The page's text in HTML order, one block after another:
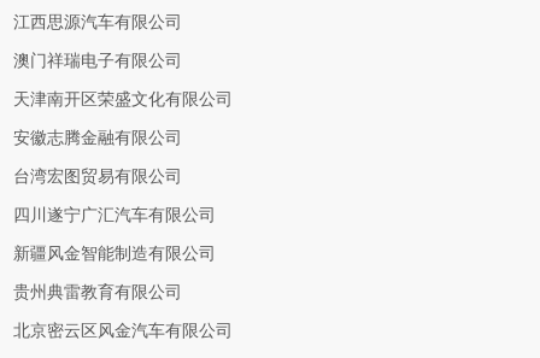
江西思源汽车有限公司
澳门祥瑞电子有限公司
天津南开区荣盛文化有限公司
安徽志腾金融有限公司
台湾宏图贸易有限公司
四川遂宁广汇汽车有限公司
新疆风金智能制造有限公司
贵州典雷教育有限公司
北京密云区风金汽车有限公司